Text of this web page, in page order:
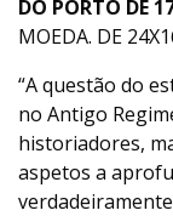
DO PORTO DE
MOEDA. DE
“A questão do
no Antigo
historiadores,
aspetos a